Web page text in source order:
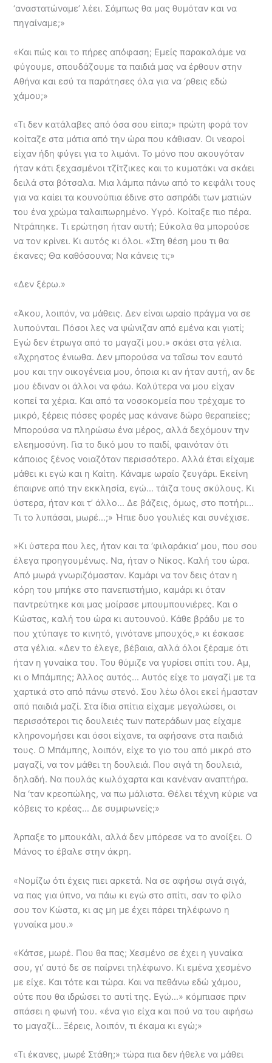
‘αναστατώναμε’ λέει. Σάμπως θα μας θυμόταν και να
πηγαίναμε;»
«Και πώς και το πήρες απόφαση; Εμείς παρακαλάμε να
φύγουμε, σπουδάζουμε τα παιδιά μας να έρθουν στην
Αθήνα και εσύ τα παράτησες όλα για να ‘ρθεις εδώ
χάμου;»
«Τι δεν κατάλαβες από όσα σου είπα;» πρώτη φορά τον
κοίταζε στα μάτια από την ώρα που κάθισαν. Οι νεαροί
είχαν ήδη φύγει για το λιμάνι. Το μόνο που ακουγόταν
ήταν κάτι ξεχασμένοι τζίτζικες και το κυματάκι να σκάει
δειλά στα βότσαλα. Μια λάμπα πάνω από το κεφάλι τους
για να καίει τα κουνούπια έδινε στο ασπράδι των ματιών
του ένα χρώμα ταλαιπωρημένο. Υγρό. Κοίταξε πιο πέρα.
Ντράπηκε. Τι ερώτηση ήταν αυτή; Εύκολα θα μπορούσε
να τον κρίνει. Κι αυτός κι όλοι. «Στη θέση μου τι θα
έκανες; Θα καθόσουνα; Να κάνεις τι;»
«Δεν ξέρω.»
«Άκου, λοιπόν, να μάθεις. Δεν είναι ωραίο πράγμα να σε
λυπούνται. Πόσοι λες να ψώνιζαν από εμένα και γιατί;
Εγώ δεν έτρωγα από το μαγαζί μου.» σκάει στα γέλια.
«Άχρηστος ένιωθα. Δεν μπορούσα να ταΐσω τον εαυτό
μου και την οικογένεια μου, όποια κι αν ήταν αυτή, αν δε
μου έδιναν οι άλλοι να φάω. Καλύτερα να μου είχαν
κοπεί τα χέρια. Και από τα νοσοκομεία που τρέχαμε το
μικρό, ξέρεις πόσες φορές μας κάνανε δώρο θεραπείες;
Μπορούσα να πληρώσω ένα μέρος, αλλά δεχόμουν την
ελεημοσύνη. Για το δικό μου το παιδί, φαινόταν ότι
κάποιος ξένος νοιαζόταν περισσότερο. Αλλά έτσι είχαμε
μάθει κι εγώ και η Καίτη. Κάναμε ωραίο ζευγάρι. Εκείνη
έπαιρνε από την εκκλησία, εγώ… τάιζα τους σκύλους. Κι
ύστερα, ήταν και τ’ άλλο… Δε βάζεις, όμως, στο ποτήρι…
Τι το λυπάσαι, μωρέ…;» Ήπιε δυο γουλιές και συνέχισε.
»Κι ύστερα που λες, ήταν και τα ‘φιλαράκια’ μου, που σου
έλεγα προηγουμένως. Να, ήταν ο Νίκος. Καλή του ώρα.
Από μωρά γνωριζόμασταν. Καμάρι να τον δεις όταν η
κόρη του μπήκε στο πανεπιστήμιο, καμάρι κι όταν
παντρεύτηκε και μας μοίρασε μπουμπουνιέρες. Και ο
Κώστας, καλή του ώρα κι αυτουνού. Κάθε βράδυ με το
που χτύπαγε το κινητό, γινότανε μπουχός,» κι έσκασε
στα γέλια. «Δεν το έλεγε, βέβαια, αλλά όλοι ξέραμε ότι
ήταν η γυναίκα του. Του θύμιζε να γυρίσει σπίτι του. Αμ,
κι ο Μπάμπης; Άλλος αυτός… Αυτός είχε το μαγαζί με τα
χαρτικά στο από πάνω στενό. Σου λέω όλοι εκεί ήμασταν
από παιδιά μαζί. Στα ίδια σπίτια είχαμε μεγαλώσει, οι
περισσότεροι τις δουλειές των πατεράδων μας είχαμε
κληρονομήσει και όσοι είχανε, τα αφήσανε στα παιδιά
τους. Ο Μπάμπης, λοιπόν, είχε το γιο του από μικρό στο
μαγαζί, να τον μάθει τη δουλειά. Που σιγά τη δουλειά,
δηλαδή. Να πουλάς κωλόχαρτα και κανέναν αναπτήρα.
Να ‘ταν κρεοπώλης, να πω μάλιστα. Θέλει τέχνη κύριε να
κόβεις το κρέας… Δε συμφωνείς;»
Άρπαξε το μπουκάλι, αλλά δεν μπόρεσε να το ανοίξει. Ο
Μάνος το έβαλε στην άκρη.
«Νομίζω ότι έχεις πιει αρκετά. Να σε αφήσω σιγά σιγά,
να πας για ύπνο, να πάω κι εγώ στο σπίτι, σαν το φίλο
σου τον Κώστα, κι ας μη με έχει πάρει τηλέφωνο η
γυναίκα μου.»
«Κάτσε, μωρέ. Που θα πας; Χεσμένο σε έχει η γυναίκα
σου, γι’ αυτό δε σε παίρνει τηλέφωνο. Κι εμένα χεσμένο
με είχε. Και τότε και τώρα. Και να πεθάνω εδώ χάμου,
ούτε που θα ιδρώσει το αυτί της. Εγώ…» κόμπιασε πριν
σπάσει η φωνή του. «ένα γιο είχα και πού να του αφήσω
το μαγαζί… Ξέρεις, λοιπόν, τι έκαμα κι εγώ;»
«Τι έκανες, μωρέ Στάθη;» τώρα πια δεν ήθελε να μάθει